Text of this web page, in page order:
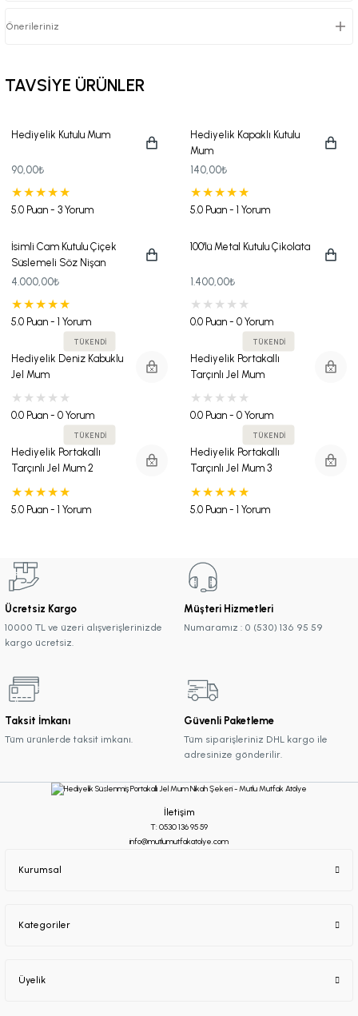
Önerileriniz
TAVSİYE ÜRÜNLER
Hediyelik Kutulu Mum
90,00₺
5.0 Puan - 3 Yorum
Hediyelik Kapaklı Kutulu
Mum
140,00₺
5.0 Puan - 1 Yorum
İsimli Cam Kutulu Çiçek
Süslemeli Söz Nişan
Çikolatası
4.000,00₺
5.0 Puan - 1 Yorum
100'lü Metal Kutulu Çikolata
1.400,00₺
0.0 Puan - 0 Yorum
TÜKENDİ
Hediyelik Deniz Kabuklu
Jel Mum
0.0 Puan - 0 Yorum
TÜKENDİ
Hediyelik Portakallı
Tarçınlı Jel Mum
0.0 Puan - 0 Yorum
TÜKENDİ
Hediyelik Portakallı
Tarçınlı Jel Mum 2
5.0 Puan - 1 Yorum
TÜKENDİ
Hediyelik Portakallı
Tarçınlı Jel Mum 3
5.0 Puan - 1 Yorum
Ücretsiz Kargo
10000 TL ve üzeri alışverişlerinizde
kargo ücretsiz.
Müşteri Hizmetleri
Numaramız : 0 (530) 136 95 59
Taksit İmkanı
Tüm ürünlerde taksit imkanı.
Güvenli Paketleme
Tüm siparişleriniz DHL kargo ile
adresinize gönderilir.
İletişim
T: 0530 136 95 59
info@mutlumutfakatolye.com
Kurumsal
Kategoriler
Üyelik